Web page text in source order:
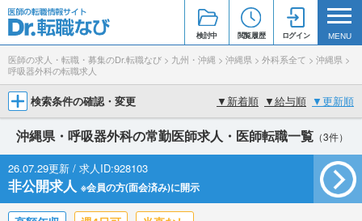
検討中 閲覧履歴 ログイン MENU
医師の求人・転職・募集のDr.転職なび > 九州・沖縄 > 沖縄県 > 外科系全て > 沖縄県 >
呼吸器外科の転職求人
検索条件の確認・変更 ▼ 新着順 ▼給与順 ▼更新順
沖縄県・呼吸器外科の常勤医師求人・医師転職一覧 （3件）
26.07.29更新 / 求人ID:928103
非公開求人 ※会員の方(面会済み)に開示